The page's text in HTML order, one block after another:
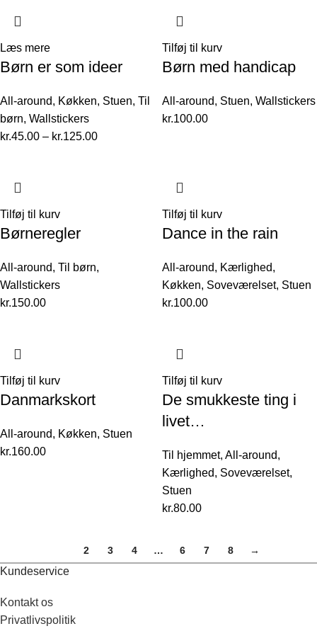
Læs mere
Børn er som ideer
All-around, Køkken, Stuen, Til
børn, Wallstickers
kr.45.00 – kr.125.00
Tilføj til kurv
Børn med handicap
All-around, Stuen, Wallstickers
kr.100.00
Tilføj til kurv
Børneregler
All-around, Til børn,
Wallstickers
kr.150.00
Tilføj til kurv
Dance in the rain
All-around, Kærlighed,
Køkken, Soveværelset, Stuen
kr.100.00
Tilføj til kurv
Danmarkskort
All-around, Køkken, Stuen
kr.160.00
Tilføj til kurv
De smukkeste ting i
livet…
Til hjemmet, All-around,
Kærlighed, Soveværelset,
Stuen
kr.80.00
2 3 4 … 6 7 8 →
Kundeservice
Kontakt os
Privatlivspolitik